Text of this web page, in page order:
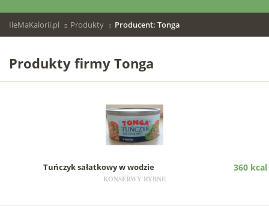
IleMaKalorii.pl Produkty Producent: Tonga
Produkty firmy Tonga
Tuńczyk sałatkowy w wodzie 360 kcal
KONSERWY RYBNE